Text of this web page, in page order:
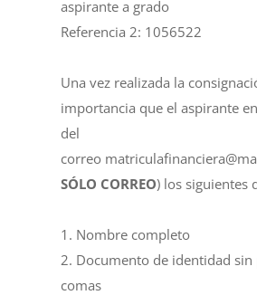
aspirante a grado
Referencia 2: 1056522
Una vez realizada la
importancia que el aspirante
del
correo
SÓLO CORREO) los siguientes
1. Nombre completo
2. Documento de identidad sin
comas